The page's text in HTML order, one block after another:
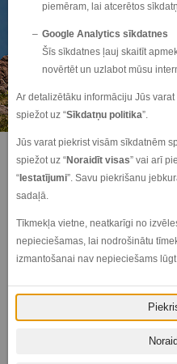
Iegādājoties jaunu automašīnu,
apdrošināt auto arī pēc KASKO
bojājumiem, logu izsišanu, mantu
Iesakām padomāt arī par tā dēvēto
Motors” servisā Jūs varat savu
Virkne apdrošināšanas sabiedrību
piemēram, lai atcerētos
Google Analytics sīkdatnes
Šīs sīkdatnes ļauj skaitīt
novērtēt un uzlabot mūsu
Ar detalizētāku informāciju Jūs
spiežot uz “Sīkdatņu politika”.
Jūs varat piekrist visām sīkdatnēm
spiežot uz “Noraidīt visas” vai arī
“ Iestatījumi”. Savu piekrišanu
sadaļā.
Tīkmekļa vietne, neatkarīgi no
nepieciešamas, lai nodrošinātu
izmantošanai nav nepieciešams